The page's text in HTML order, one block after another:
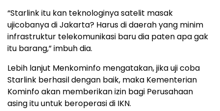
“Starlink itu kan teknologinya satelit masak
ujicobanya di Jakarta? Harus di daerah yang minim
infrastruktur telekomunikasi baru dia paten apa gak
itu barang,” imbuh dia.
Lebih lanjut Menkominfo mengatakan, jika uji coba
Starlink berhasil dengan baik, maka Kementerian
Kominfo akan memberikan izin bagi Perusahaan
asing itu untuk beroperasi di IKN.